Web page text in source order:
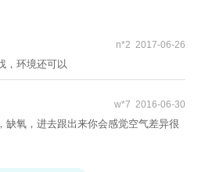
n*2 2017-06-26
，环境还可以
w*7 2016-06-30
缺氧，进去跟出来你会感觉空气差异很